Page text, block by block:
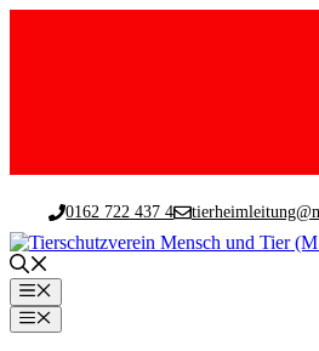
springen
0162 722 437 4
Menü
Menü